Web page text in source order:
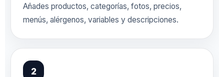
Añades productos, categorías, fotos, precios,
menús, alérgenos, variables y descripciones.